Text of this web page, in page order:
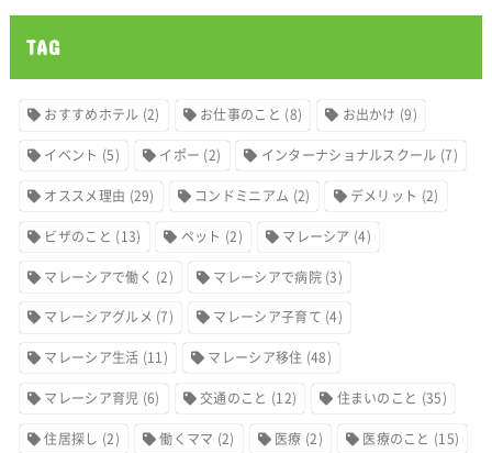
TAG
おすすめホテル (2) お仕事のこと (8) お出かけ (9)
イベント (5) イポー (2) インターナショナルスクール (7)
オススメ理由 (29) コンドミニアム (2) デメリット (2)
ビザのこと (13) ペット (2) マレーシア (4)
マレーシアで働く (2) マレーシアで病院(3)
マレーシアグルメ (7) マレーシア子育て (4)
マレーシア生活 (11) マレーシア移住 (48)
マレーシア育児 (6) 交通のこと (12) 住まいのこと (35)
住居探し (2) 働くママ (2) 医療 (2) 医療のこと (15)